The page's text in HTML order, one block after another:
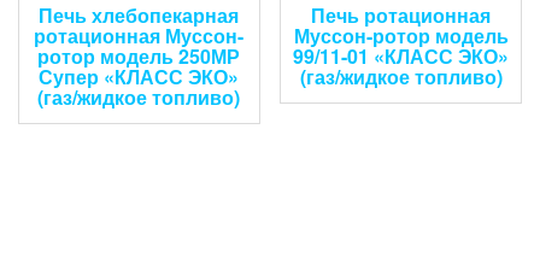
Печь хлебопекарная
ротационная Муссон-
ротор модель 250МР
Супер «КЛАСС ЭКО»
(газ/жидкое топливо)
Печь ротационная
Муссон-ротор модель
99/11-01 «КЛАСС ЭКО»
(газ/жидкое топливо)